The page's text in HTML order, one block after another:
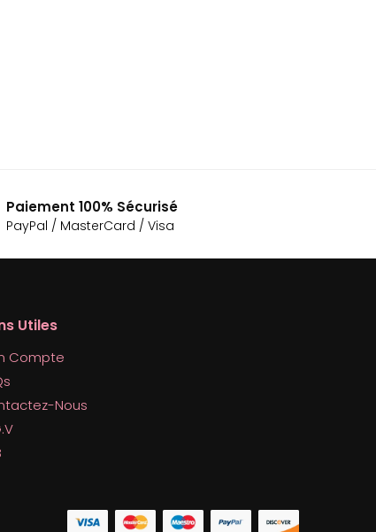
Paiement 100% Sécurisé
PayPal / MasterCard / Visa
Utiles
Compte
Nous